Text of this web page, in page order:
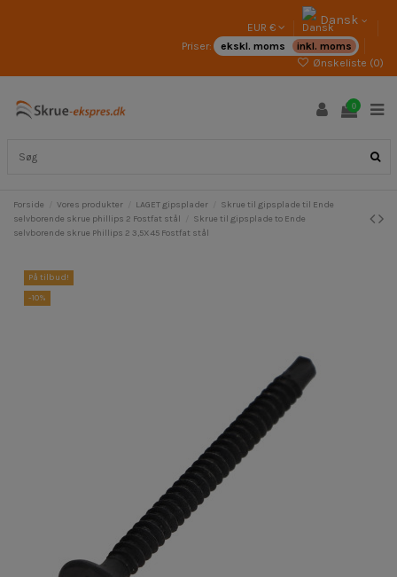
EUR € Dansk
Priser: ekskl. moms
inkl. moms
Ønskeliste (0)
0
Forside Vores produkter LAGET gipsplader
Skrue til gipsplade til Ende
selvborende skrue phillips 2 Fostfat stål
Skrue til gipsplade to Ende
selvborende skrue Phillips 2 3,5X45 Fostfat stål
På tilbud!
-10%